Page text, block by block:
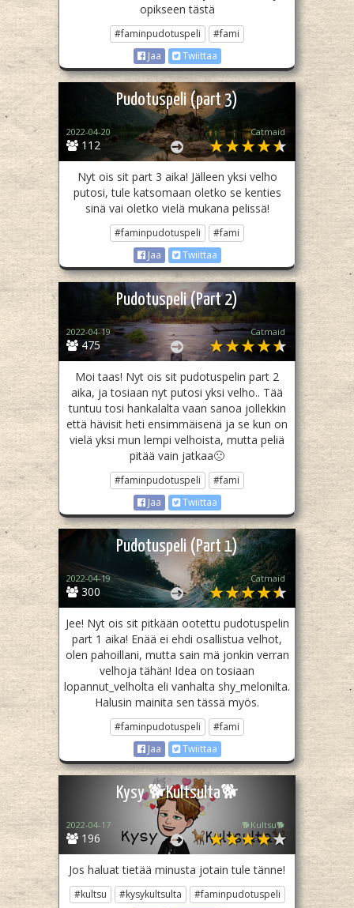
opikseen tästä
#faminpudotuspeli
#fami
Jaa
Twiittaa
Pudotuspeli (part 3)
112
2022-04-20 Catmaid
Nyt ois sit part 3 aika! Jälleen yksi velho
putosi, tule katsomaan oletko se kenties
sinä vai oletko vielä mukana pelissä!
#faminpudotuspeli
#fami
Jaa
Twiittaa
Pudotuspeli (Part 2)
475
2022-04-19 Catmaid
Moi taas! Nyt ois sit pudotuspelin part 2
aika, ja tosiaan nyt putosi yksi velho.. Tää
tuntuu tosi hankalalta vaan sanoa jollekkin
että hävisit heti ensimmäisenä ja se kun on
vielä yksi mun lempi velhoista, mutta peliä
pitää vain jatkaa🙁
#faminpudotuspeli
#fami
Jaa
Twiittaa
Pudotuspeli (Part 1)
300
2022-04-19 Catmaid
Jee! Nyt ois sit pitkään ootettu pudotuspelin
part 1 aika! Enää ei ehdi osallistua velhot,
olen pahoillani, mutta sain mä jonkin verran
velhoja tähän! Idea on tosiaan
lopannut_velholta eli vanhalta shy_melonilta.
Halusin mainita sen tässä myös.
#faminpudotuspeli
#fami
Jaa
Twiittaa
Kysy 🐕Kultsulta🐕
196
2022-04-17 🐕Kultsu🐕
Jos haluat tietää minusta jotain tule tänne!
#kultsu #kysykultsulta
#faminpudotuspeli